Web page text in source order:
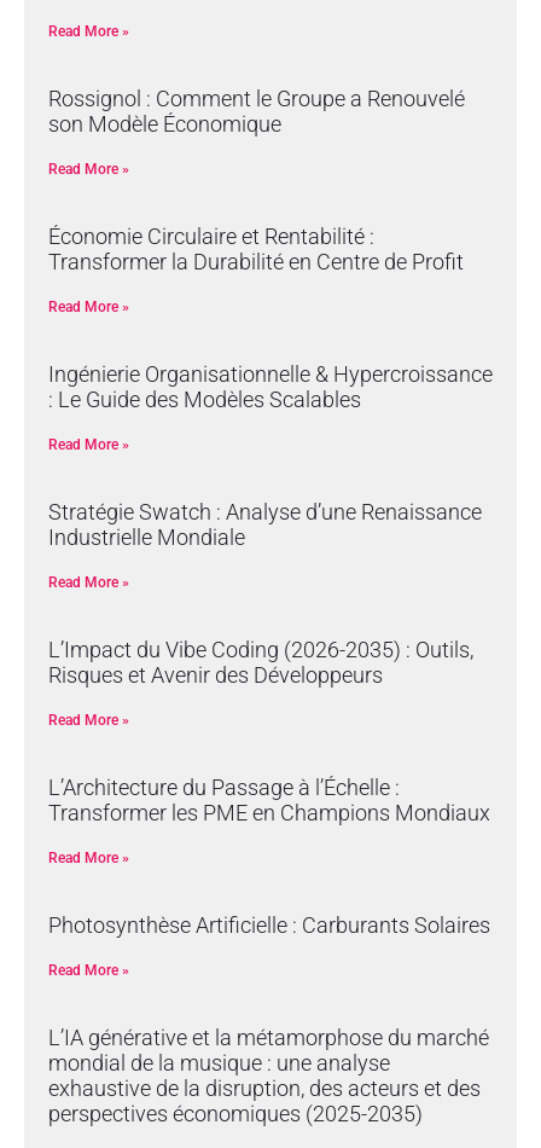
Read More »
Rossignol : Comment le Groupe a Renouvelé
son Modèle Économique
Read More »
Économie Circulaire et Rentabilité :
Transformer la Durabilité en Centre de Profit
Read More »
Ingénierie Organisationnelle & Hypercroissance
: Le Guide des Modèles Scalables
Read More »
Stratégie Swatch : Analyse d’une Renaissance
Industrielle Mondiale
Read More »
L’Impact du Vibe Coding (2026-2035) : Outils,
Risques et Avenir des Développeurs
Read More »
L’Architecture du Passage à l’Échelle :
Transformer les PME en Champions Mondiaux
Read More »
Photosynthèse Artificielle : Carburants Solaires
Read More »
L’IA générative et la métamorphose du marché
mondial de la musique : une analyse
exhaustive de la disruption, des acteurs et des
perspectives économiques (2025-2035)